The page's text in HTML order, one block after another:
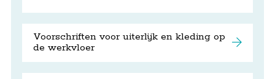
Voorschriften voor uiterlijk en kleding op
de werkvloer